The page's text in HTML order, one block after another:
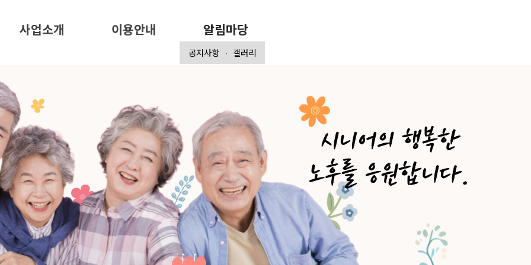
사업소개 이용안내 알림마당
공지사항 ㆍ 갤러리